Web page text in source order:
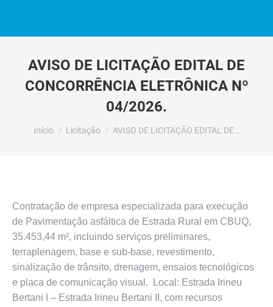
AVISO DE LICITAÇÃO EDITAL DE
CONCORRÊNCIA ELETRÔNICA Nº
04/2026.
Você está aqui:
Início Licitação AVISO DE LICITAÇÃO EDITAL DE…
Contratação de empresa especializada para execução
de Pavimentação asfáltica de Estrada Rural em CBUQ,
35.453,44 m², incluindo serviços preliminares,
terraplenagem, base e sub-base, revestimento,
sinalização de trânsito, drenagem, ensaios tecnológicos
e placa de comunicação visual. Local: Estrada Irineu
Bertani I – Estrada Irineu Bertani II, com recursos